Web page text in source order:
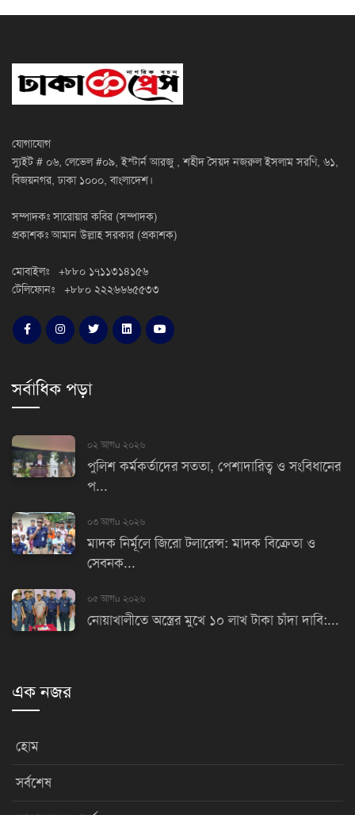
যোগাযোগ
স্যুইট # ০৬, লেভেল #০৯, ইস্টার্ন আরজু , শহীদ সৈয়দ নজরুল ইসলাম সরণি, ৬১,
বিজয়নগর, ঢাকা ১০০০, বাংলাদেশ।
সম্পাদকঃ সারোয়ার কবির (সম্পাদক)
প্রকাশকঃ আমান উল্লাহ সরকার (প্রকাশক)
মোবাইলঃ +৮৮০ ১৭১১৩১৪১৫৬
টেলিফোনঃ +৮৮০ ২২২৬৬৬৫৫৩৩
সর্বাধিক পড়া
০২ আগu ২০২৬
পুলিশ কর্মকর্তাদের সততা, পেশাদারিত্ব ও সংবিধানের
প...
০৩ আগu ২০২৬
মাদক নির্মূলে জিরো টলারেন্স: মাদক বিক্রেতা ও
সেবনক...
০৫ আগu ২০২৬
নোয়াখালীতে অস্ত্রের মুখে ১০ লাখ টাকা চাঁদা দাবি:...
এক নজর
হোম
সর্বশেষ